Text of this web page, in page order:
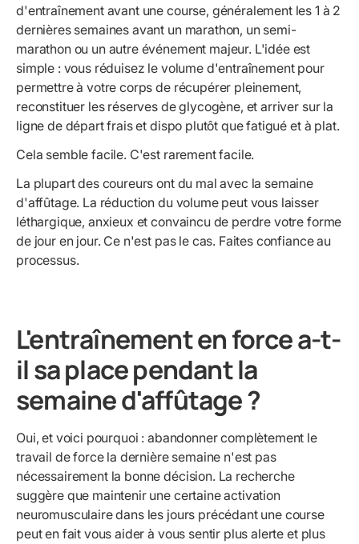
d'entraînement avant une course, généralement les 1 à 2
dernières semaines avant un marathon, un semi-
marathon ou un autre événement majeur. L'idée est
simple : vous réduisez le volume d'entraînement pour
permettre à votre corps de récupérer pleinement,
reconstituer les réserves de glycogène, et arriver sur la
ligne de départ frais et dispo plutôt que fatigué et à plat.
Cela semble facile. C'est rarement facile.
La plupart des coureurs ont du mal avec la semaine
d'affûtage. La réduction du volume peut vous laisser
léthargique, anxieux et convaincu de perdre votre forme
de jour en jour. Ce n'est pas le cas. Faites confiance au
processus.
L'entraînement en force a-t-
il sa place pendant la
semaine d'affûtage ?
Oui, et voici pourquoi : abandonner complètement le
travail de force la dernière semaine n'est pas
nécessairement la bonne décision. La recherche
suggère que maintenir une certaine activation
neuromusculaire dans les jours précédant une course
peut en fait vous aider à vous sentir plus alerte et plus